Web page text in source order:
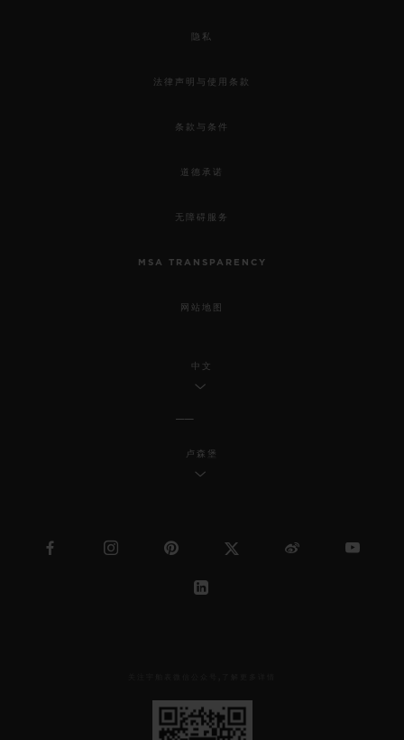
隐私
法律声明与使用条款
条款与条件
道德承诺
无障碍服务
MSA TRANSPARENCY
网站地图
中文
卢森堡
见
下
方